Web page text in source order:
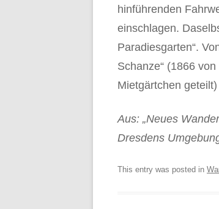
hinführenden
einschlagen.
Paradiesgarten“.
Schanze“ (1866
Mietgärtchen
Aus: „Neues
Dresdens
This entry was posted in